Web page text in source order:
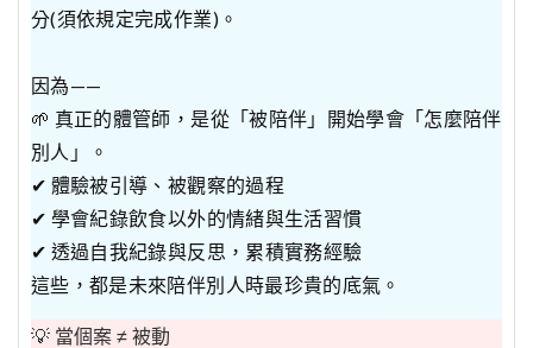
分(須依規定完成作業)。
因為——
🌱 真正的體管師，是從「被陪伴」開始學會「怎麼陪伴
別人」。
✔ 體驗被引導、被觀察的過程
✔ 學會紀錄飲食以外的情緒與生活習慣
✔ 透過自我紀錄與反思，累積實務經驗
這些，都是未來陪伴別人時最珍貴的底氣。
💡 當個案 ≠ 被動